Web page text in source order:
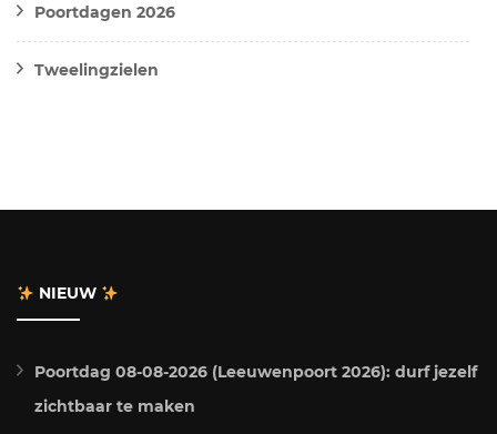
Poortdagen 2026
Tweelingzielen
NIEUW
Poortdag 08-08-2026 (Leeuwenpoort 2026): durf jezelf
zichtbaar te maken